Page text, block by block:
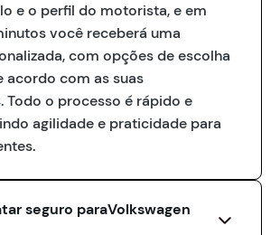
e o perfil do motorista, e em
você receberá uma
com opções de escolha
acordo com as suas
Todo o processo é rápido e
agilidade e praticidade para
seguro paraVolkswagen